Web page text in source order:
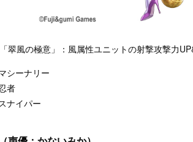
翠風の極意」：風属性ユニットの射撃攻撃力
シーナリー
者
ナイパー